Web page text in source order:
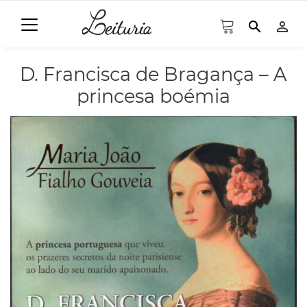
search person_outline
D. Francisca de Bragança – A
princesa boémia